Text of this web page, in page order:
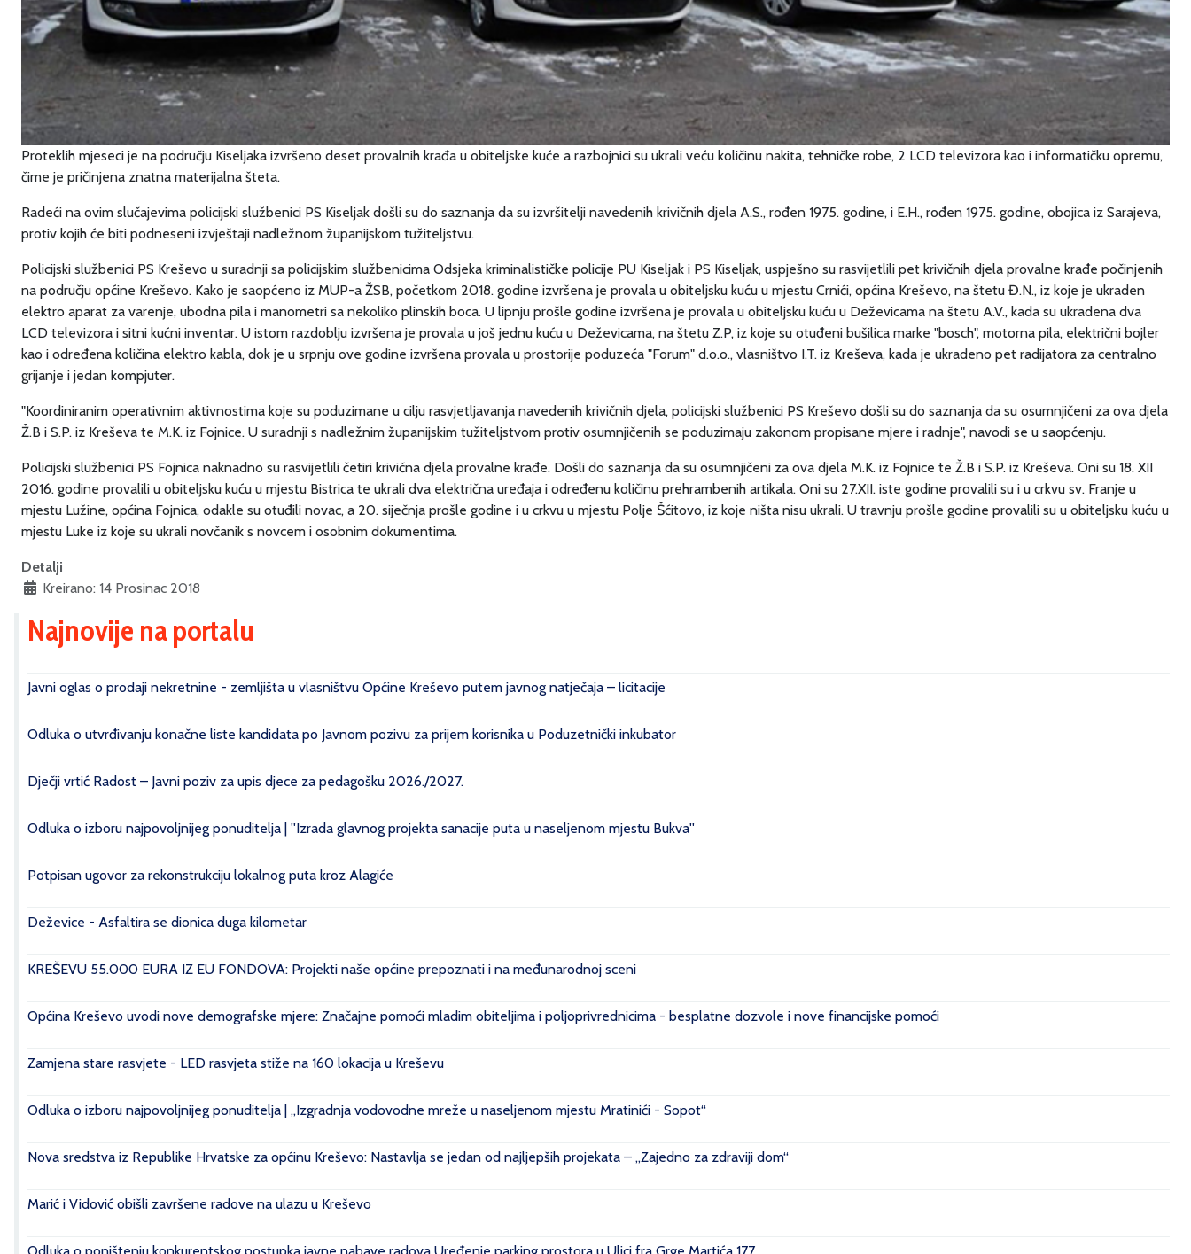
Proteklih mjeseci je na području Kiseljaka izvršeno deset provalnih krađa u obiteljske kuće a razbojnici su ukrali veću količinu nakita, tehničke robe, 2 LCD televizora kao i informatičku opremu,
čime je pričinjena znatna materijalna šteta.
Radeći na ovim slučajevima policijski službenici PS Kiseljak došli su do saznanja da su izvršitelji navedenih krivičnih djela A.S., rođen 1975. godine, i E.H., rođen 1975. godine, obojica iz Sarajeva,
protiv kojih će biti podneseni izvještaji nadležnom županijskom tužiteljstvu.
Policijski službenici PS Kreševo u suradnji sa policijskim službenicima Odsjeka kriminalističke policije PU Kiseljak i PS Kiseljak, uspješno su rasvijetlili pet krivičnih djela provalne krađe počinjenih
na području općine Kreševo. Kako je saopćeno iz MUP-a ŽSB, početkom 2018. godine izvršena je provala u obiteljsku kuću u mjestu Crnići, općina Kreševo, na štetu Đ.N., iz koje je ukraden
elektro aparat za varenje, ubodna pila i manometri sa nekoliko plinskih boca. U lipnju prošle godine izvršena je provala u obiteljsku kuću u Deževicama na štetu A.V., kada su ukradena dva
LCD televizora i sitni kućni inventar. U istom razdoblju izvršena je provala u još jednu kuću u Deževicama, na štetu Z.P, iz koje su otuđeni bušilica marke "bosch", motorna pila, električni bojler
kao i određena količina elektro kabla, dok je u srpnju ove godine izvršena provala u prostorije poduzeća "Forum" d.o.o., vlasništvo I.T. iz Kreševa, kada je ukradeno pet radijatora za centralno
grijanje i jedan kompjuter.
"Koordiniranim operativnim aktivnostima koje su poduzimane u cilju rasvjetljavanja navedenih krivičnih djela, policijski službenici PS Kreševo došli su do saznanja da su osumnjičeni za ova djela
Ž.B i S.P. iz Kreševa te M.K. iz Fojnice. U suradnji s nadležnim županijskim tužiteljstvom protiv osumnjičenih se poduzimaju zakonom propisane mjere i radnje", navodi se u saopćenju.
Policijski službenici PS Fojnica naknadno su rasvijetlili četiri krivična djela provalne krađe. Došli do saznanja da su osumnjičeni za ova djela M.K. iz Fojnice te Ž.B i S.P. iz Kreševa. Oni su 18. XII
2016. godine provalili u obiteljsku kuću u mjestu Bistrica te ukrali dva električna uređaja i određenu količinu prehrambenih artikala. Oni su 27.XII. iste godine provalili su i u crkvu sv. Franje u
mjestu Lužine, općina Fojnica, odakle su otuđili novac, a 20. siječnja prošle godine i u crkvu u mjestu Polje Šćitovo, iz koje ništa nisu ukrali. U travnju prošle godine provalili su u obiteljsku kuću u
mjestu Luke iz koje su ukrali novčanik s novcem i osobnim dokumentima.
Detalji
Kreirano: 14 Prosinac 2018
Najnovije na portalu
Javni oglas o prodaji nekretnine - zemljišta u vlasništvu Općine Kreševo putem javnog natječaja – licitacije
Odluka o utvrđivanju konačne liste kandidata po Javnom pozivu za prijem korisnika u Poduzetnički inkubator
Dječji vrtić Radost – Javni poziv za upis djece za pedagošku 2026./2027.
Odluka o izboru najpovoljnijeg ponuditelja | ''Izrada glavnog projekta sanacije puta u naseljenom mjestu Bukva''
Potpisan ugovor za rekonstrukciju lokalnog puta kroz Alagiće
Deževice - Asfaltira se dionica duga kilometar
KREŠEVU 55.000 EURA IZ EU FONDOVA: Projekti naše općine prepoznati i na međunarodnoj sceni
Općina Kreševo uvodi nove demografske mjere: Značajne pomoći mladim obiteljima i poljoprivrednicima - besplatne dozvole i nove financijske pomoći
Zamjena stare rasvjete - LED rasvjeta stiže na 160 lokacija u Kreševu
Odluka o izboru najpovoljnijeg ponuditelja | „Izgradnja vodovodne mreže u naseljenom mjestu Mratinići - Sopot“
Nova sredstva iz Republike Hrvatske za općinu Kreševo: Nastavlja se jedan od najljepših projekata – „Zajedno za zdraviji dom“
Marić i Vidović obišli završene radove na ulazu u Kreševo
Odluka o poništenju konkurentskog postupka javne nabave radova Uređenje parking prostora u Ulici fra Grge Martića 177